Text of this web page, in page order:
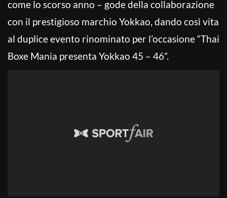
come lo scorso anno – gode della collaborazione
con il prestigioso marchio Yokkao, dando così vita
al duplice evento rinominato per l’occasione “Thai
Boxe Mania presenta Yokkao 45 – 46”.